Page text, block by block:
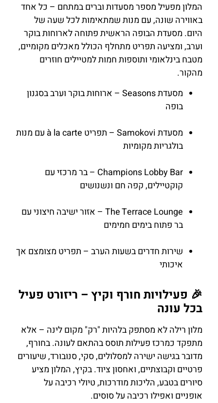
המלון מפעיל מספר מסעדות וברים במתחם – כל אחד
באווירה שונה, עם מנות שמתאימות לכל שעה של
היום. מסעדת הבופה הראשית פתוחה לארוחות בוקר
וערב, ומציעה תפריט מתחלף הכולל מאכלים מקומיים,
מטבח בינלאומי ותוספות חמות למטיילים חוזרים
מהקור.
מסעדת Seasons – ארוחות בוקר וערב בסגנון
בופה
מסעדת Samokovi – תפריט à la carte עם מנות
בולגריות מקומיות
Champions Lobby Bar – בר מרכזי עם
קוקטיילים, קפה חם ונשנושים
The Terrace Lounge – אזור ישיבה חיצוני עם
בר פתוח בימים חמימים
שירות חדרים בשעות הערב – תפריט מצומצם אך
איכותי
🎉 פעילויות חורף וקיץ – ריזורט פעיל
בכל עונה
מלון רילה לא מסתפק בלהיות "רק" מקום לינה – אלא
מתפקד כמרכז פעילות תוסס בהתאם לעונה. בחורף,
מדובר בגישה ישירה למסלולים, סקי, סנובורד, שיעורים
פרטיים וקבוצתיים, ואחסון ציוד. בקיץ, המלון מציע
סיורים בטבע, הליכות מודרכות, טיולי רכיבה על
אופניים ואפילו רכיבה על סוסים.